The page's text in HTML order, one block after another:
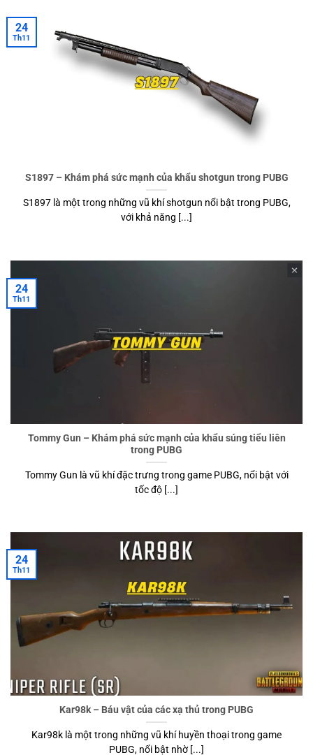
S1897 – Khám phá sức mạnh của khẩu shotgun trong PUBG
S1897 là một trong những vũ khí shotgun nổi bật trong PUBG,
với khả năng [...]
24
Th11
Tommy Gun – Khám phá sức mạnh của khẩu súng tiểu liên
trong PUBG
Tommy Gun là vũ khí đặc trưng trong game PUBG, nổi bật với
tốc độ [...]
24
Th11
Kar98k – Báu vật của các xạ thủ trong PUBG
Kar98k là một trong những vũ khí huyền thoại trong game
PUBG, nổi bật nhờ [...]
24
Th11